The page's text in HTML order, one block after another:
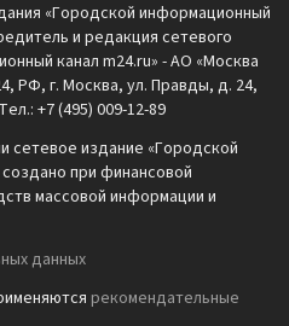
«Городской информационный
и редакция сетевого
канал m24.ru» - АО «Москва
РФ, г. Москва, ул. Правды, д. 24,
+7 (495) 009-12-89
сетевое издание «Городской
при финансовой
массовой информации и
данных
рекомендательные